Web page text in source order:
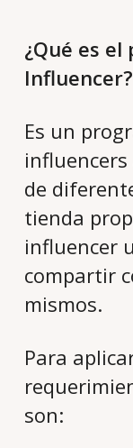
¿Qué es
Influencer?
Es un
de
tienda
influencer
compartir
mismos.
Para
son: